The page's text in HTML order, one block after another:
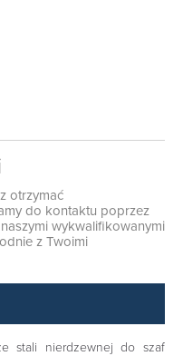
otrzymać
do kontaktu poprzez
wykwalifikowanymi
z Twoimi
stali nierdzewnej do szaf